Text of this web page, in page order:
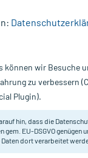
den Zehen, wie
Schmerzen
Fuß.
können wir Besuche
zu verbessern
Plugin).
hin, dass die
gem. EU-DSGVO
Daten dort verarbeitet